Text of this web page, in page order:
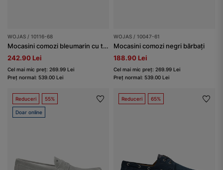
WOJAS / 10116-68
Mocasini comozi bleumarin cu talpa neagră bărbați
242.90 Lei
Cel mai mic preț: 269.99 Lei
Preț normal: 539.00 Lei
WOJAS / 10047-61
Mocasini comozi negri bărbați
188.90 Lei
Cel mai mic preț: 269.99 Lei
Preț normal: 539.00 Lei
Reduceri 55%
Doar online
Reduceri 65%